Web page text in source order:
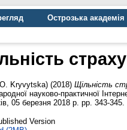
Острозька академія
Kryvytska) (2018) Щільність
науково-практичної
05 березня 2018 р. pp. 343-345.
Version